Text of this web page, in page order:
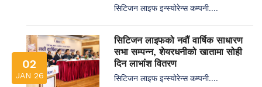
सिटिजन लाइफ इन्स्योरेन्स कम्पनी....
02
JAN 26
सिटिजन लाइफको नवौं वार्षिक साधारण
सभा सम्पन्न, शेयरधनीको खातामा सोही
दिन लाभांश वितरण
सिटिजन लाइफ इन्स्योरेन्स कम्पनी....